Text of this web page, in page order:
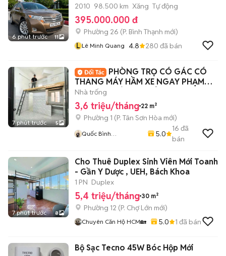
6 phút trước 11
2010 98.500 km Xăng Tự động
395.000.000 đ
Phường 26 (P. Bình Thạnh mới)
L Lê Minh Quang 4.8 280 đã bán
7 phút trước 5
PHÒNG TRỌ CÓ GÁC CÓ
THANG MÁY HẦM XE NGAY PHẠM
VĂN HAI GIÁ SINH VIÊN
Nhà trống
3,6 triệu/tháng 22 m²
Phường 1 (P. Tân Sơn Hòa mới)
Quốc Bình
5.0
16 đã
bán
7 phút trước 8
Cho Thuê Duplex Sinh Viên Mới Toanh
- Gần Y Dược , UEH, Bách Khoa
1 PN Duplex
5,4 triệu/tháng 30 m²
Phường 12 (P. Chợ Lớn mới)
Chuyên Căn Hộ HCM🏡 5.0 1 đã bán
Bộ Sạc Tecno 45W Bóc Hộp Mới